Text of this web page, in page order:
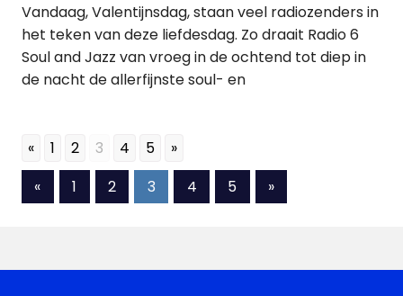
Vandaag, Valentijnsdag, staan veel radiozenders in
het teken van deze liefdesdag. Zo draait Radio 6
Soul and Jazz van vroeg in de ochtend tot diep in
de nacht de allerfijnste soul- en
« 1 2 3 4 5 »
Berichten
«Vorige
berichten
1 2 3 4 5
Volgende
berichten
»